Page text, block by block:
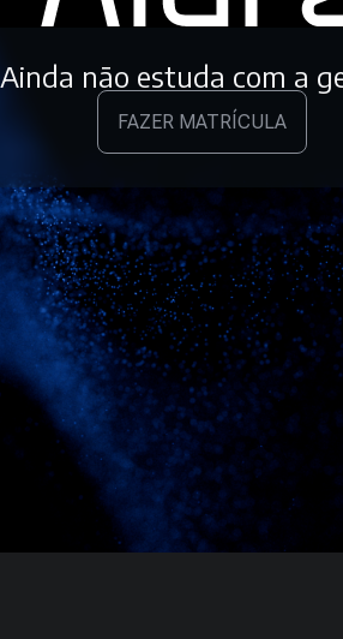
Ainda não estuda com a
FAZER MATRÍCULA